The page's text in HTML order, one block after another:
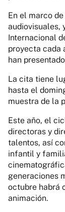
En el marco
audiovisuales,
Internacional
proyecta cada
han
La cita tiene
hasta el
muestra de la
Este año, el
directoras y
talentos, así
infantil y
generaciones
octubre habrá
animación.